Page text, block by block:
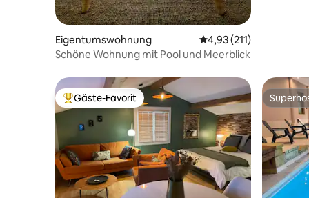
Eigentumswohnung Durchschnittliche
4,93 (211)
Schöne Wohnung mit Pool und Meerblick
Beliebter Gäste-Favorit.
Gäste-Favorit